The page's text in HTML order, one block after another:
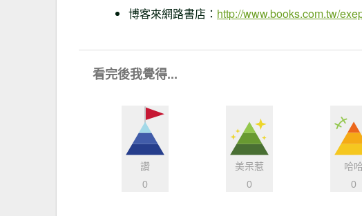
博客來網路書店： http://www.books.com.tw/
看完後我覺得...
讚
0
美呆惹
0
哈哈
0